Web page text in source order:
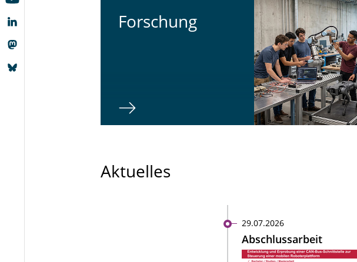
For­schung
Aktuelles
29.07.2026
Abschlussarbeit